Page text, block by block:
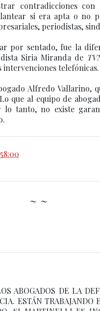
contradicciones
si era apta o no
periodistas,
por sentado, fue la
Siria Miranda de
telefónicas.
Alfredo Vallarino,
que al equipo de
lo tanto, no existe
~ ~
ABOGADOS DE LA
ESTÁN